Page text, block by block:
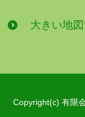
大きい地
Copyright(c) 有限